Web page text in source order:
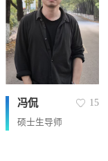
冯侃 15
硕士生导师